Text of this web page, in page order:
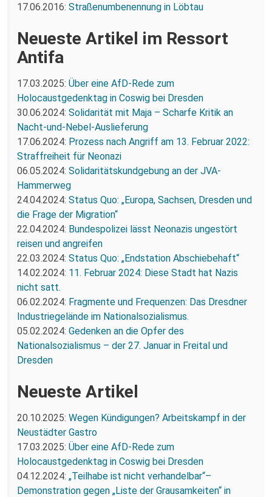
17.06.2016: Straßenumbenennung in Löbtau
Neueste Artikel im Ressort
Antifa
17.03.2025: Über eine AfD-Rede zum
Holocaustgedenktag in Coswig bei Dresden
30.06.2024: Solidarität mit Maja – Scharfe Kritik an
Nacht-und-Nebel-Auslieferung
17.06.2024: Prozess nach Angriff am 13. Februar 2022:
Straffreiheit für Neonazi
06.05.2024: Solidaritätskundgebung an der JVA-
Hammerweg
24.04.2024: Status Quo: „Europa, Sachsen, Dresden und
die Frage der Migration“
22.04.2024: Bundespolizei lässt Neonazis ungestört
reisen und angreifen
22.03.2024: Status Quo: „Endstation Abschiebehaft“
14.02.2024: 11. Februar 2024: Diese Stadt hat Nazis
nicht satt.
06.02.2024: Fragmente und Frequenzen: Das Dresdner
Industriegelände im Nationalsozialismus.
05.02.2024: Gedenken an die Opfer des
Nationalsozialismus – der 27. Januar in Freital und
Dresden
Neueste Artikel
20.10.2025: Wegen Kündigungen? Arbeitskampf in der
Neustädter Gastro
17.03.2025: Über eine AfD-Rede zum
Holocaustgedenktag in Coswig bei Dresden
04.12.2024: „Teilhabe ist nicht verhandelbar“–
Demonstration gegen „Liste der Grausamkeiten“ in